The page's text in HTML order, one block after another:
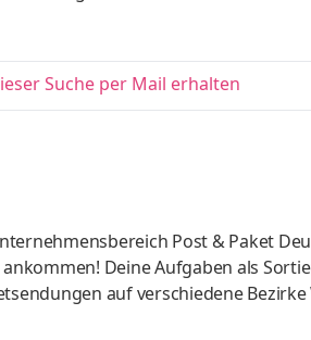
Suche per Mail erhalten
Post & Paket
als Sortierer bei